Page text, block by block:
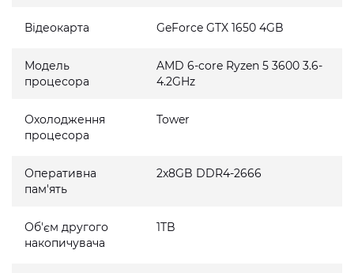
Відеокарта GeForce GTX 1650 4GB
Модель
процесора
AMD 6-core Ryzen 5 3600 3.6-
4.2GHz
Охолодження
процесора
Tower
Оперативна
пам'ять
2x8GB DDR4-2666
Об'єм другого
накопичувача
1TB